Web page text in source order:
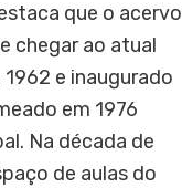
que o acervo
chegar ao atual
e inaugurado
em 1976
Na década de
de aulas do